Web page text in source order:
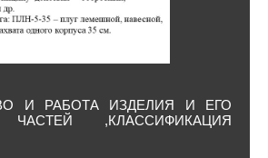
И РАБОТА ИЗДЕЛИЯ И ЕГО
,КЛАССИФИКАЦИЯ